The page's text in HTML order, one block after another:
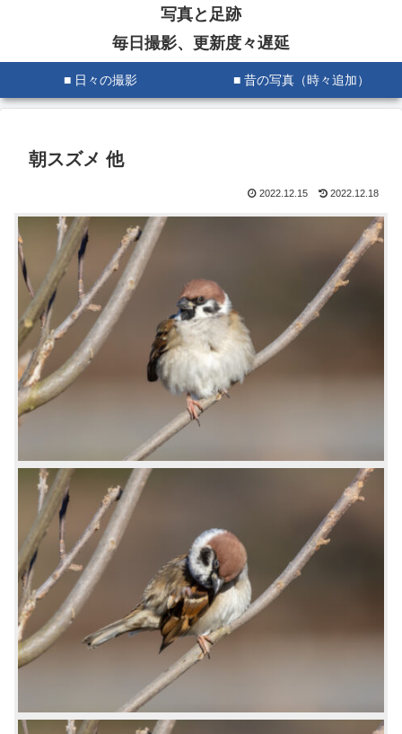
写真と足跡
毎日撮影、更新度々遅延
■ 日々の撮影 ■ 昔の写真（時々追加）
朝スズメ 他
2022.12.15 2022.12.18